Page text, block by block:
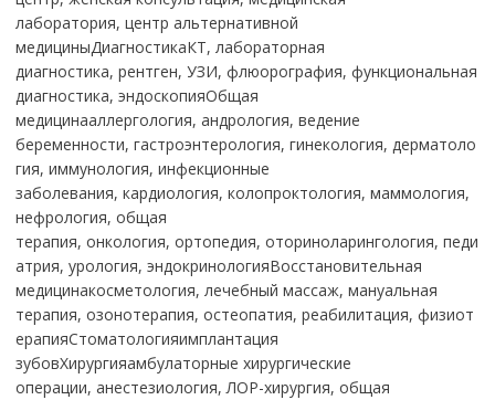
лаборатория, центр альтернативной
медициныДиагностикаКТ, лабораторная
диагностика, рентген, УЗИ, флюорография, функциональная
диагностика, эндоскопияОбщая
медицинааллергология, андрология, ведение
беременности, гастроэнтерология, гинекология, дерматоло
гия, иммунология, инфекционные
заболевания, кардиология, колопроктология, маммология,
нефрология, общая
терапия, онкология, ортопедия, оториноларингология, педи
атрия, урология, эндокринологияВосстановительная
медицинакосметология, лечебный массаж, мануальная
терапия, озонотерапия, остеопатия, реабилитация, физиот
ерапияСтоматологияимплантация
зубовХирургияамбулаторные хирургические
операции, анестезиология, ЛОР-хирургия, общая